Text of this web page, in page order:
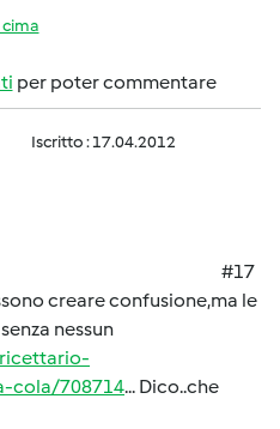
cima
per poter commentare
Iscritto : 17.04.2012
#17
creare confusione,ma le
nessun
cola/708714... Dico..che